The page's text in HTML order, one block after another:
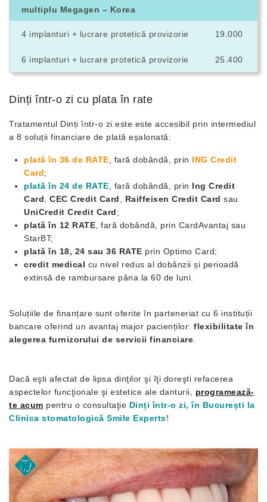
multiplu Megagen – Korea
4 implanturi + lucrare protetică provizorie 19.000
6 implanturi + lucrare protetică provizorie 25.400
Dinți într-o zi cu plata în rate
Tratamentul Dinți într-o zi este este accesibil prin intermediul
a 8 soluții financiare de plată eșalonată:
plată în 36 de RATE , fară dobândă, prin ING Credit
Card;
plată în 24 de RATE , fară dobândă, prin Ing Credit
Card
CEC Credit Card Raiffeisen Credit Card sau
UniCredit Credit Card;
plată în 12 RATE , fară dobândă, prin CardAvantaj sau
StarBT;
plată în 18, 24 sau 36 RATE prin Optimo Card;
credit medical cu nivel redus al dobânzii și perioadă
extinsă de rambursare pâna la 60 de luni.
Soluțiile de finanțare sunt oferite în parteneriat cu 6 instituții
bancare oferind un avantaj major pacienților: flexibilitate în
alegerea furnizorului de servicii financiare
Dacă eşti afectat de lipsa dinţilor şi îţi doreşti refacerea
aspectelor funcţionale şi estetice ale danturii, programează-
te acum pentru o consultaţie Dinți într-o zi, în București la
Clinica stomatologică Smile Experts!